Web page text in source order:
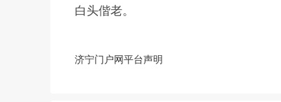
白头偕老。
济宁门户网平台声明